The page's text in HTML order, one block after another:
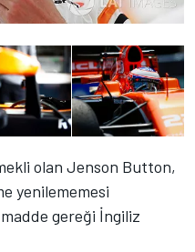
olan Jenson Button,
yenilememesi
gereği İngiliz